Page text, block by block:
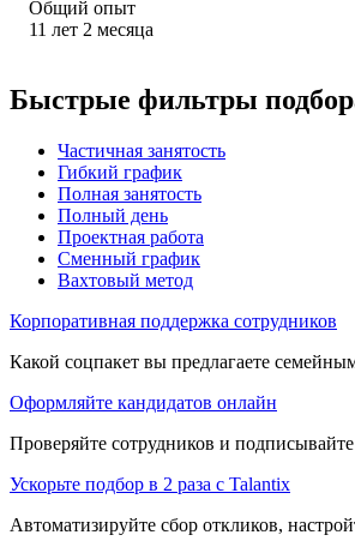
Общий опыт
11 лет 2 месяца
Быстрые фильтры
Частичная занятость
Гибкий график
Полная занятость
Полный день
Проектная работа
Сменный график
Вахтовый метод
Корпоративная поддержка сотрудников
Какой соцпакет вы предлагаете
Оформляйте кандидатов онлайн
Проверяйте сотрудников и
Ускорьте подбор в 2 раза с Talantix
Автоматизируйте сбор откликов,